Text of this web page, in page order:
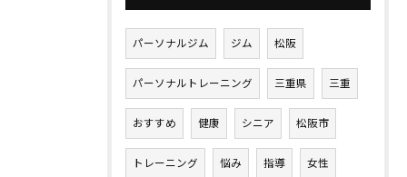
パーソナルジム ジム 松阪
パーソナルトレーニング 三重県 三重
おすすめ 健康 シニア 松阪市
トレーニング 悩み 指導 女性